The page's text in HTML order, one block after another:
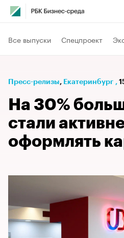
Все выпуски Спецпроект
Пресс-релизы⁠, Екатеринбург ,
На 30%
стали
оформлять